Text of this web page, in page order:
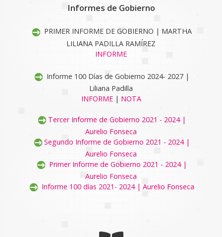
Informes de Gobierno
PRIMER INFORME DE GOBIERNO | MARTHA
LILIANA PADILLA RAMÍREZ
INFORME
Informe 100 Días de Gobierno 2024- 2027 |
Liliana Padilla
INFORME| NOTA
Tercer Informe de Gobierno 2021 - 2024 |
Aurelio Fonseca
Segundo Informe de Gobierno 2021 - 2024 |
Aurelio Fonseca
Primer Informe de Gobierno 2021 - 2024 |
Aurelio Fonseca
Informe 100 días 2021- 2024 | Aurelio Fonseca